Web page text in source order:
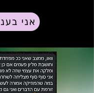
אני